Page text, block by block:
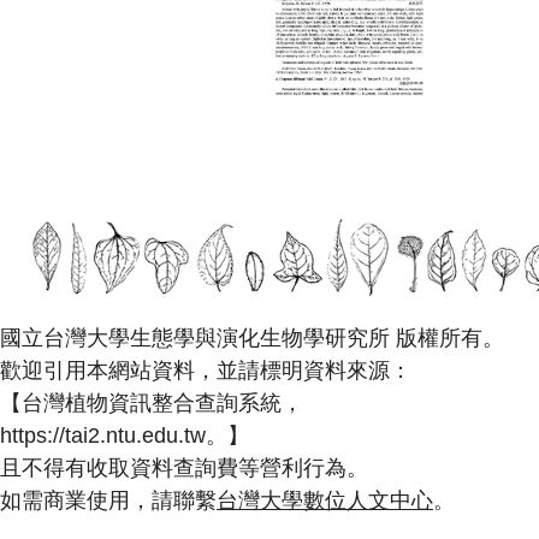
國立台灣大學生態學與演化生物學研究所 版權所有。
歡迎引用本網站資料，並請標明資料來源：
【台灣植物資訊整合查詢系統，
https://tai2.ntu.edu.tw。】
且不得有收取資料查詢費等營利行為。
如需商業使用，請聯繫台灣大學數位人文中心。